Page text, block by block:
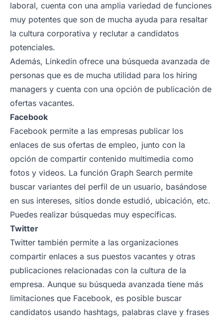
laboral, cuenta con una amplia variedad de funciones
muy potentes que son de mucha ayuda para resaltar
la cultura corporativa y reclutar a candidatos
potenciales.
Además, Linkedin ofrece una búsqueda avanzada de
personas que es de mucha utilidad para los hiring
managers y cuenta con una opción de publicación de
ofertas vacantes.
Facebook
Facebook permite a las empresas publicar los
enlaces de sus ofertas de empleo, junto con la
opción de compartir contenido multimedia como
fotos y videos. La función Graph Search permite
buscar variantes del perfil de un usuario, basándose
en sus intereses, sitios donde estudió, ubicación, etc.
Puedes realizar búsquedas muy específicas.
Twitter
Twitter también permite a las organizaciones
compartir enlaces a sus puestos vacantes y otras
publicaciones relacionadas con la cultura de la
empresa. Aunque su búsqueda avanzada tiene más
limitaciones que Facebook, es posible buscar
candidatos usando hashtags, palabras clave y frases